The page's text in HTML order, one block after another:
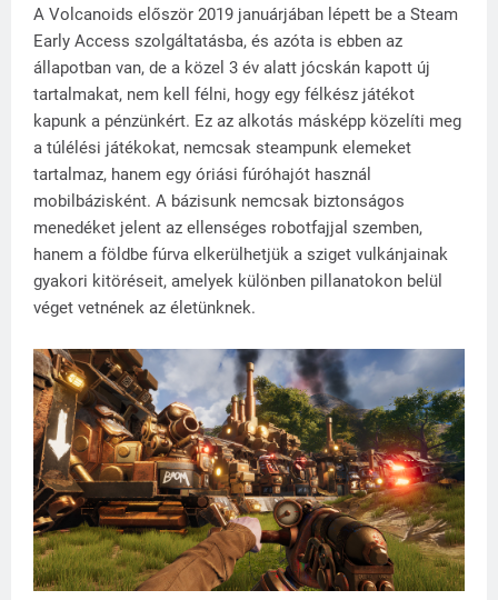
A Volcanoids először 2019 januárjában lépett be a Steam
Early Access szolgáltatásba, és azóta is ebben az
állapotban van, de a közel 3 év alatt jócskán kapott új
tartalmakat, nem kell félni, hogy egy félkész játékot
kapunk a pénzünkért. Ez az alkotás másképp közelíti meg
a túlélési játékokat, nemcsak steampunk elemeket
tartalmaz, hanem egy óriási fúróhajót használ
mobilbázisként. A bázisunk nemcsak biztonságos
menedéket jelent az ellenséges robotfajjal szemben,
hanem a földbe fúrva elkerülhetjük a sziget vulkánjainak
gyakori kitöréseit, amelyek különben pillanatokon belül
véget vetnének az életünknek.